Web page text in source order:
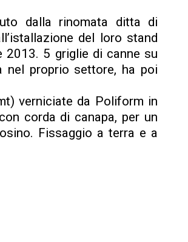
dalla rinomata ditta di
del loro stand
2013. 5 griglie di canne su
nel proprio settore, ha poi
verniciate da Poliform in
corda di canapa, per un
Fissaggio a terra e a